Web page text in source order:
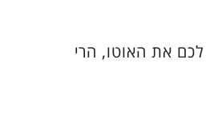
את האוטו, הרי